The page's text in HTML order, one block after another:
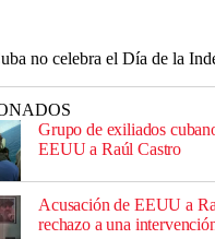
no celebra el Día de la
Grupo de exiliados
EEUU a Raúl Castro
Acusación de EEUU a
rechazo a una